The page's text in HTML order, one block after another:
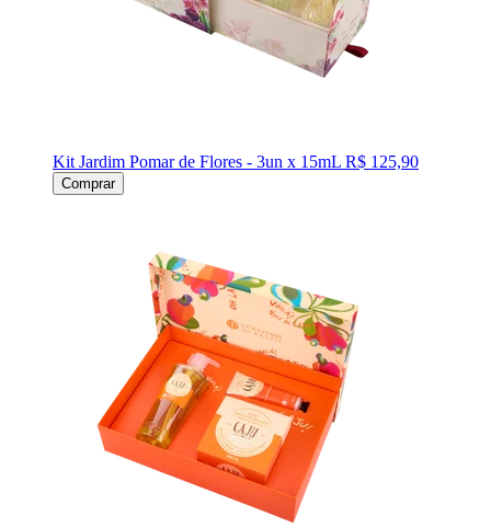
Kit Jardim Pomar de Flores - 3un x 15mL R$ 125,90
Comprar